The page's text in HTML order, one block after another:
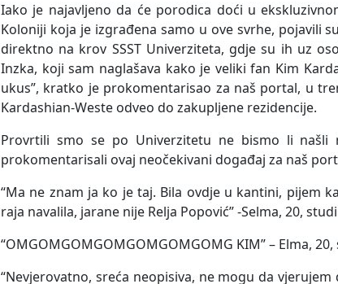
Iako je najavljeno da će porodica doći u
Koloniji koja je izgrađena samo u ove svrhe, pojavili
direktno na krov SSST Univerziteta, gdje su ih uz
Inzka, koji sam naglašava kako je veliki fan Kim
ukus”, kratko je prokomentarisao za naš portal, u
Kardashian-Weste odveo do zakupljene rezidencije.
Provrtili smo se po Univerzitetu ne bismo li
prokomentarisali ovaj neočekivani događaj za naš
“Ma ne znam ja ko je taj. Bila ovdje u kantini, pijem
raja navalila, jarane nije Relja Popović” -Selma, 20,
“OMGOMGOMGOMGOMGOMGOMG KIM” – Elma,
“Nevjerovatno, sreća neopisiva, ne mogu da